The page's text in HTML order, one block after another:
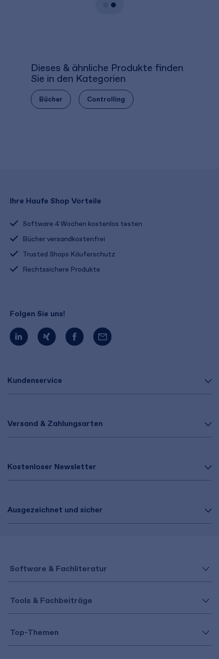
Dieses & ähnliche Produkte finden
Sie in den Kategorien
Bücher Controlling
Kundenservice
Versand & Zahlungsarten
Kostenloser Newsletter
Ausgezeichnet und sicher
Ihre Haufe Shop Vorteile
Software 4 Wochen kostenlos testen
Bücher versandkostenfrei
Trusted Shops Käuferschutz
Rechtssichere Produkte
Folgen Sie uns!
Software & Fachliteratur
Tools & Fachbeiträge
Top-Themen